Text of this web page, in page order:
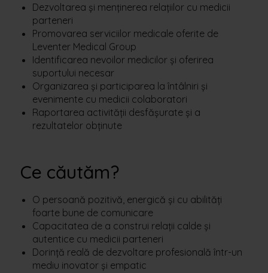
Dezvoltarea și menținerea relațiilor cu medicii
parteneri
Promovarea serviciilor medicale oferite de
Leventer Medical Group
Identificarea nevoilor medicilor și oferirea
suportului necesar
Organizarea și participarea la întâlniri și
evenimente cu medicii colaboratori
Raportarea activității desfășurate și a
rezultatelor obținute
Ce căutăm?
O persoană pozitivă, energică și cu abilități
foarte bune de comunicare
Capacitatea de a construi relații calde și
autentice cu medicii parteneri
Dorință reală de dezvoltare profesională într-un
mediu inovator și empatic